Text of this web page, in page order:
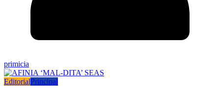
primicia
EditorialPrincipal